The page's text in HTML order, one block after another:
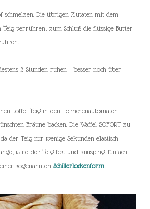
schmelzen. Die übrigen Zutaten mit dem
verrühren, zum Schluß die flüssige Butter
2 Stunden ruhen – besser noch über
Löffel Teig in den Hörnchenautomaten
Bräune backen. Die Waffel SOFORT zu
der Teig nur wenige Sekunden elastisch
wird der Teig fest und knusprig. Einfach
sogenannten Schillerlockenform